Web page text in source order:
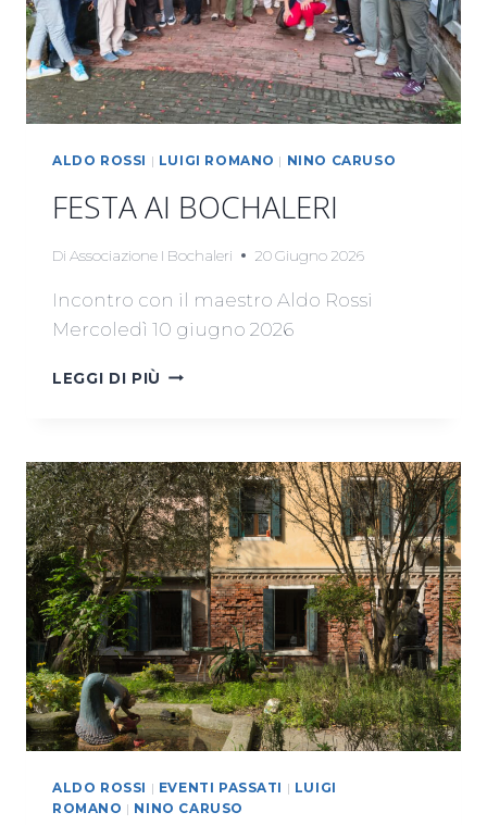
ALDO ROSSI | LUIGI ROMANO | NINO CARUSO
FESTA AI BOCHALERI
Di Associazione I Bochaleri 20 Giugno 2026
Incontro con il maestro Aldo Rossi
Mercoledì 10 giugno 2026
LEGGI DI PIÙ FESTA
ALDO ROSSI | EVENTI PASSATI | LUIGI
ROMANO | NINO CARUSO